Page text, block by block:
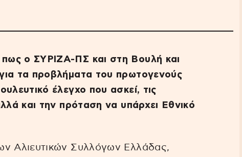
ο ΣΥΡΙΖΑ-ΠΣ και στη Βουλή και
τα προβλήματα του πρωτογενούς
έλεγχο που ασκεί, τις
και την πρόταση να υπάρχει Εθνικό
Αλιευτικών Συλλόγων Ελλάδας,